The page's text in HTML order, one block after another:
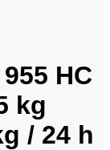
HC
kg
/ 24 h